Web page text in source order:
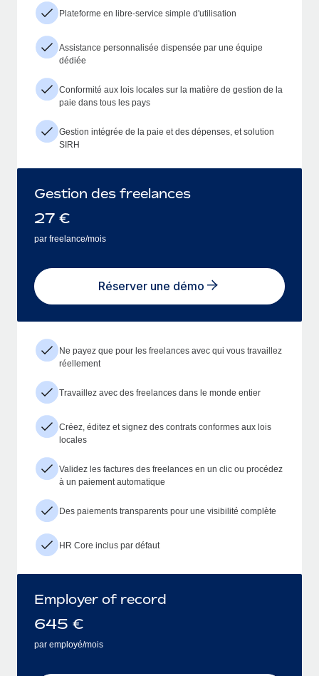
Plateforme en libre-service simple d'utilisation
Assistance personnalisée dispensée par une équipe
dédiée
Conformité aux lois locales sur la matière de gestion de la
paie dans tous les pays
Gestion intégrée de la paie et des dépenses, et solution
SIRH
Gestion des freelances
27 €
par freelance/mois
Réserver une démo
Ne payez que pour les freelances avec qui vous travaillez
réellement
Travaillez avec des freelances dans le monde entier
Créez, éditez et signez des contrats conformes aux lois
locales
Validez les factures des freelances en un clic ou procédez
à un paiement automatique
Des paiements transparents pour une visibilité complète
HR Core inclus par défaut
Employer of record
645 €
par employé/mois